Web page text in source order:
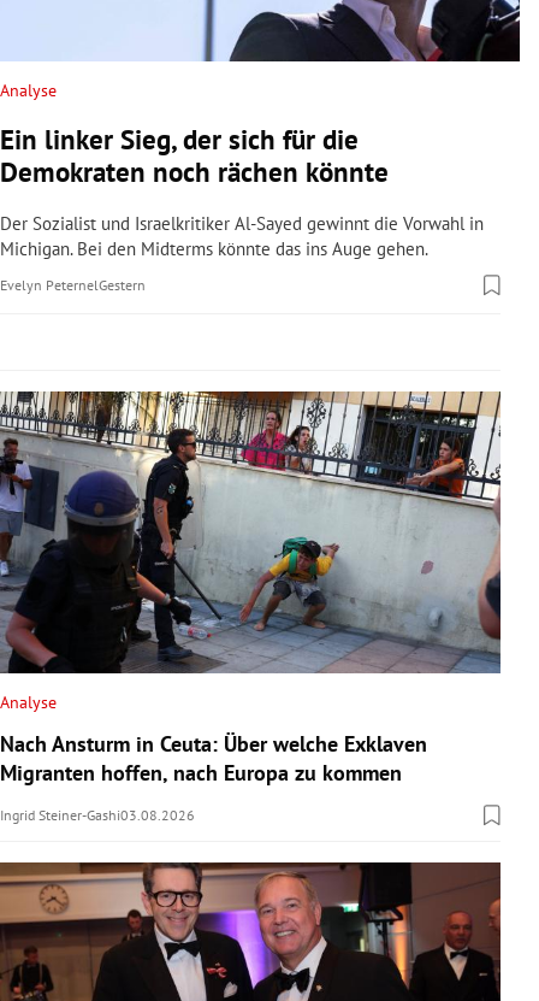
Untermenü
Untermenü
Untermenü
Untermenü
Untermenü
Analyse
Ein linker Sieg, der sich für die
Demokraten noch rächen könnte
Der Sozialist und Israelkritiker Al-Sayed gewinnt die Vorwahl in
Michigan. Bei den Midterms könnte das ins Auge gehen.
Evelyn PeternelGestern
Analyse
Nach Ansturm in Ceuta: Über welche Exklaven
Migranten hoffen, nach Europa zu kommen
Ingrid Steiner-Gashi03.08.2026